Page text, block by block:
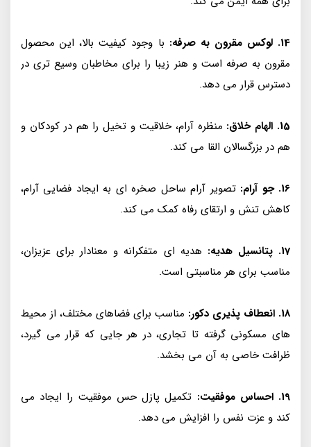
14. لوکس مقرون به صرفه:
با وجود کیفیت بالا، این محصول
مقرون به صرفه است و هنر زیبا را برای مخاطبان وسیع تری در
دسترس قرار می دهد.
15. الهام خلاق:
منظره آرام، خلاقیت و تخیل را هم در کودکان و
هم در بزرگسالان القا می کند.
16. جو آرام:
تصویر آرام ساحل صخره ای به ایجاد فضایی آرام،
کاهش تنش و ارتقای رفاه کمک می کند.
17. پتانسیل هدیه:
هدیه ای متفکرانه و معنادار برای عزیزان،
مناسب برای هر مناسبتی است.
18. انعطاف پذیری دکور:
مناسب برای فضاهای مختلف، از محیط
های مسکونی گرفته تا تجاری، در هر جایی که قرار می گیرد،
ظرافت خاصی به آن می بخشد.
19. احساس موفقیت:
تکمیل پازل حس موفقیت را ایجاد می
کند و عزت نفس را افزایش می دهد.